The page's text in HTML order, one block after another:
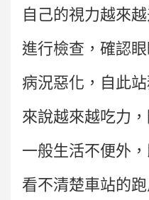
自己的視力越來
進行檢查，確認
病況惡化，自此
來說越來越吃力
一般生活不便外
看不清楚車站的